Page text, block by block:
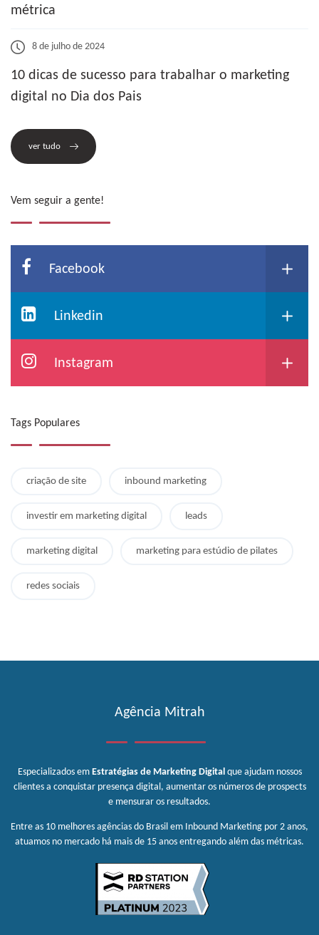
métrica
8 de julho de 2024
10 dicas de sucesso para trabalhar o marketing
digital no Dia dos Pais
ver tudo
Vem seguir a gente!
Facebook
Linkedin
Instagram
Tags Populares
criação de site inbound marketing
investir em marketing digital leads
marketing digital marketing para estúdio de pilates
redes sociais
Agência Mitrah
Especializados em Estratégias de Marketing Digitalque ajudam nossos
clientes a conquistar presença digital, aumentar os números de prospects
e mensurar os resultados.
Entre as 10 melhores agências do Brasil em Inbound Marketing por 2 anos,
atuamos no mercado há mais de 15 anos entregando além das métricas.